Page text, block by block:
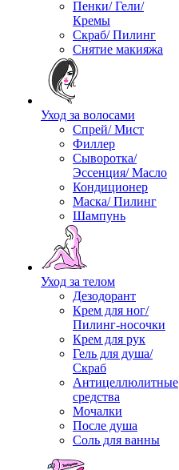
Пенки/ Гели/
Кремы
Скраб/ Пилинг
Снятие макияжа
Уход за волосами
Спрей/ Мист
Филлер
Сыворотка/
Эссенция/ Масло
Кондиционер
Маска/ Пилинг
Шампунь
Уход за телом
Дезодорант
Крем для ног/
Пилинг-носочки
Крем для рук
Гель для душа/
Скраб
Антицеллюлитные
средства
Мочалки
После душа
Соль для ванны